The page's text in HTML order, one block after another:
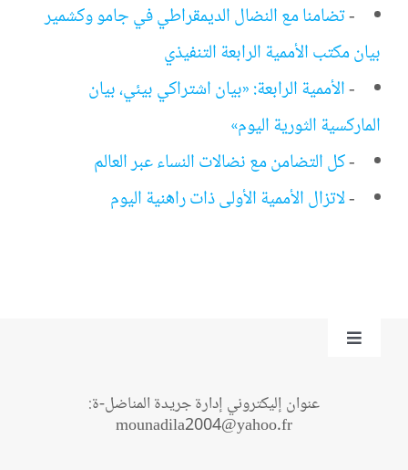
-تضامنا مع النضال الديمقراطي في جامو وكشمير
بيان مكتب الأممية الرابعة التنفيذي
-الأممية الرابعة: «بيان اشتراكي بيئي، بيان
الماركسية الثورية اليوم»
-كل التضامن مع نضالات النساء عبر العالم
-لاتزال الأممية الأولى ذات راهنية اليوم
Toggle
عنوان إليكتروني إدارة جريدة المناضل-ة:
mounadila2004@yahoo.fr